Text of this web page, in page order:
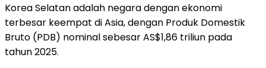
Korea Selatan adalah negara dengan ekonomi
terbesar keempat di Asia, dengan Produk Domestik
Bruto (PDB) nominal sebesar AS$1,86 triliun pada
tahun 2025.